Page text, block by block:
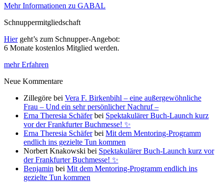
Mehr Informationen zu GABAL
Schnuppermitgliedschaft
Hiergeht’s zum Schnupper-Angebot:
6 Monate kostenlos Mitglied werden.
mehr Erfahren
Neue Kommentare
Zillegöre bei Vera F. Birkenbihl – eine außergewöhnliche
Frau – Und ein sehr persönlicher Nachruf –
Erna Theresia Schäferbei Spektakulärer Buch-Launch kurz
vor der Frankfurter Buchmesse! ✨
Erna Theresia Schäferbei Mit dem Mentoring-Programm
endlich ins gezielte Tun kommen
Norbert Knakowski bei Spektakulärer Buch-Launch kurz vor
der Frankfurter Buchmesse! ✨
Benjamin bei Mit dem Mentoring-Programm endlich ins
gezielte Tun kommen